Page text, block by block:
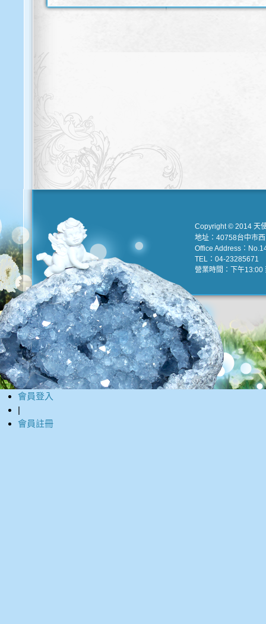
Copyright © 2014 天
地址：40758台中市
Office Address：
TEL：04-23285671
營業時間：下午13:00
會員登入
|
會員註冊